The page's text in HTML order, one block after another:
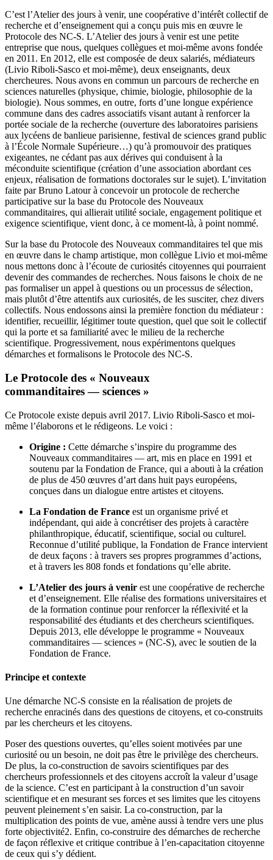
C’est l’Atelier des jours à venir, une coopérative d’intérêt collectif de
recherche et d’enseignement qui a conçu puis mis en œuvre le
Protocole des NC-S. L’Atelier des jours à venir est une petite
entreprise que nous, quelques collègues et moi-même avons fondée
en 2011. En 2012, elle est composée de deux salariés, médiateurs
(Livio Riboli-Sasco et moi-même), deux enseignants, deux
chercheures. Nous avons en commun un parcours de recherche en
sciences naturelles (physique, chimie, biologie, philosophie de la
biologie). Nous sommes, en outre, forts d’une longue expérience
commune dans des cadres associatifs visant autant à renforcer la
portée sociale de la recherche (ouverture des laboratoires parisiens
aux lycéens de banlieue parisienne, festival de sciences grand public
à l’École Normale Supérieure…) qu’à promouvoir des pratiques
exigeantes, ne cédant pas aux dérives qui conduisent à la
méconduite scientifique (création d’une association abordant ces
enjeux, réalisation de formations doctorales sur le sujet). L’invitation
faite par Bruno Latour à concevoir un protocole de recherche
participative sur la base du Protocole des Nouveaux
commanditaires, qui allierait utilité sociale, engagement politique et
exigence scientifique, vient donc, à ce moment-là, à point nommé.
Sur la base du Protocole des Nouveaux commanditaires tel que mis
en œuvre dans le champ artistique, mon collègue Livio et moi-même
nous mettons donc à l’écoute de curiosités citoyennes qui pourraient
devenir des commandes de recherches. Nous faisons le choix de ne
pas formaliser un appel à questions ou un processus de sélection,
mais plutôt d’être attentifs aux curiosités, de les susciter, chez divers
collectifs. Nous endossons ainsi la première fonction du médiateur :
identifier, recueillir, légitimer toute question, quel que soit le collectif
qui la porte et sa familiarité avec le milieu de la recherche
scientifique. Progressivement, nous expérimentons quelques
démarches et formalisons le Protocole des NC-S.
Le Protocole des « Nouveaux
commanditaires — sciences »
Ce Protocole existe depuis avril 2017. Livio Riboli-Sasco et moi-
même l’élaborons et le rédigeons. Le voici :
Origine : Cette démarche s’inspire du programme des
Nouveaux commanditaires — art, mis en place en 1991 et
soutenu par la Fondation de France, qui a abouti à la création
de plus de 450 œuvres d’art dans huit pays européens,
conçues dans un dialogue entre artistes et citoyens.
La Fondation de France est un organisme privé et
indépendant, qui aide à concrétiser des projets à caractère
philanthropique, éducatif, scientifique, social ou culturel.
Reconnue d’utilité publique, la Fondation de France intervient
de deux façons : à travers ses propres programmes d’actions,
et à travers les 808 fonds et fondations qu’elle abrite.
L’Atelier des jours à venir est une coopérative de recherche
et d’enseignement. Elle réalise des formations universitaires et
de la formation continue pour renforcer la réflexivité et la
responsabilité des étudiants et des chercheurs scientifiques.
Depuis 2013, elle développe le programme « Nouveaux
commanditaires — sciences » (NC-S), avec le soutien de la
Fondation de France.
Principe et contexte
Une démarche NC-S consiste en la réalisation de projets de
recherche enracinés dans des questions de citoyens, et co-construits
par les chercheurs et les citoyens.
Poser des questions ouvertes, qu’elles soient motivées par une
curiosité ou un besoin, ne doit pas être le privilège des chercheurs.
De plus, la co-construction de savoirs scientifiques par des
chercheurs professionnels et des citoyens accroît la valeur d’usage
de la science. C’est en participant à la construction d’un savoir
scientifique et en mesurant ses forces et ses limites que les citoyens
peuvent pleinement s’en saisir. La co-construction, par la
multiplication des points de vue, amène aussi à tendre vers une plus
forte objectivité2. Enfin, co-construire des démarches de recherche
de façon réflexive et critique contribue à l’en-capacitation citoyenne
de ceux qui s’y dédient.